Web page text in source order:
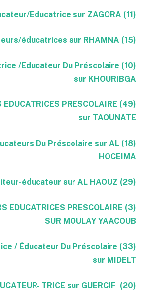
(11) Educateur/Educatrice sur ZAGORA
(15) Educateurs/éducatrices sur RHAMNA
/Educateur Du Préscolaire
sur KHOURIBGA
EDUCATRICES PRESCOLAIRE
sur TAOUNATE
Du Préscolaire sur AL
HOCEIMA
(29) Moniteur-éducateur sur AL HAOUZ
EDUCATRICES PRESCOLAIRE
SUR MOULAY YAACOUB
/ Éducateur Du Préscolaire
sur MIDELT
(20) EDUCATEUR- TRICE sur GUERCIF